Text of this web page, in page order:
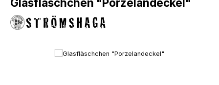
Bildergalerie überspringen